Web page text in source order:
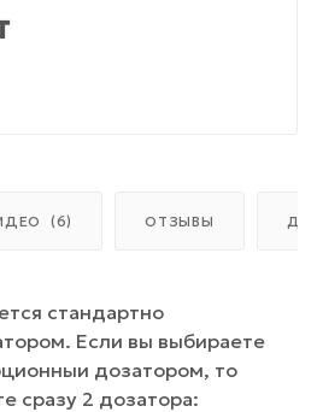
(6) ОТЗЫВЫ
стандартно
Если вы выбираете
дозатором, то
сразу 2 дозатора: